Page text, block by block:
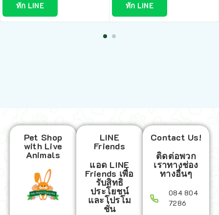
ทัก LINE ทัก LINE
Pet Shop
with Live
Animals
LINE
Friends
แอด LINE
Friends เพื่อ
รับสิทธิ
ประโยชน์
และโปรโม
ชั่น
Contact Us!
ติดต่อพวก
เราทางช่อง
ทางอื่นๆ
084 804
7286